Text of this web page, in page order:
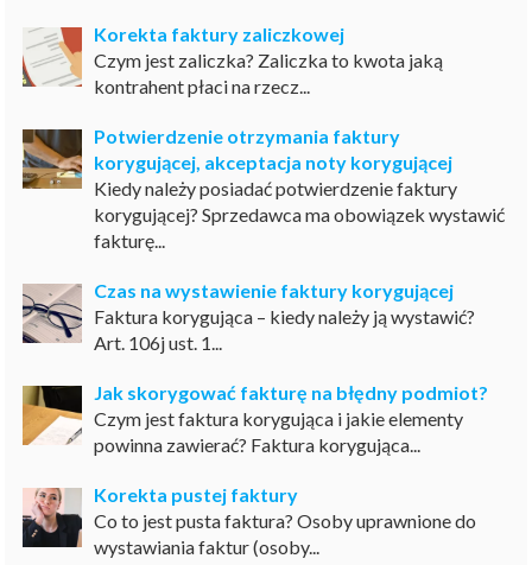
Korekta faktury zaliczkowej
Czym jest zaliczka? Zaliczka to kwota jaką
kontrahent płaci na rzecz...
Potwierdzenie otrzymania faktury
korygującej, akceptacja noty korygującej
Kiedy należy posiadać potwierdzenie faktury
korygującej? Sprzedawca ma obowiązek wystawić
fakturę...
Czas na wystawienie faktury korygującej
Faktura korygująca – kiedy należy ją wystawić?
Art. 106j ust. 1...
Jak skorygować fakturę na błędny podmiot?
Czym jest faktura korygująca i jakie elementy
powinna zawierać? Faktura korygująca...
Korekta pustej faktury
Co to jest pusta faktura? Osoby uprawnione do
wystawiania faktur (osoby...